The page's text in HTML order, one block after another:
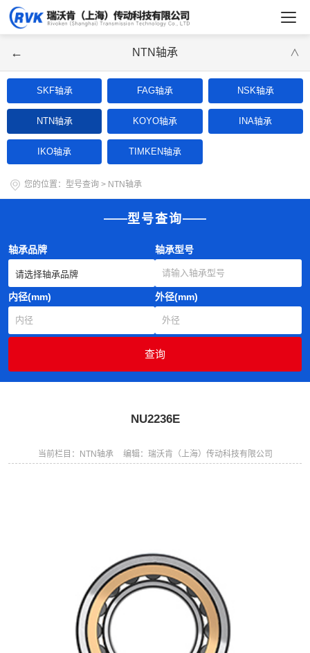
← NTN轴承 ∨
SKF轴承 FAG轴承 NSK轴承
NTN轴承 KOYO轴承 INA轴承
IKO轴承 TIMKEN轴承
您的位置： 型号查询 > NTN轴承
型号查询
轴承品牌 轴承型号
内径(mm) 外径(mm)
NU2236E
当前栏目：NTN轴承 编辑：瑞沃肯（上海）传动科技有限公司